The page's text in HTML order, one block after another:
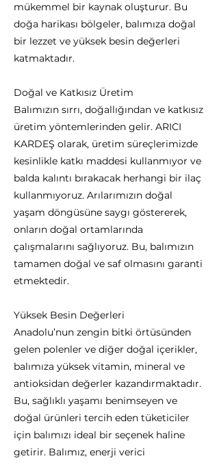
mükemmel bir kaynak oluşturur. Bu
doğa harikası bölgeler, balımıza doğal
bir lezzet ve yüksek besin değerleri
katmaktadır.
Doğal ve Katkısız Üretim
Balımızın sırrı, doğallığından ve katkısız
üretim yöntemlerinden gelir. ARICI
KARDEŞ olarak, üretim süreçlerimizde
kesinlikle katkı maddesi kullanmıyor ve
balda kalıntı bırakacak herhangi bir ilaç
kullanmıyoruz. Arılarımızın doğal
yaşam döngüsüne saygı göstererek,
onların doğal ortamlarında
çalışmalarını sağlıyoruz. Bu, balımızın
tamamen doğal ve saf olmasını garanti
etmektedir.
Yüksek Besin Değerleri
Anadolu’nun zengin bitki örtüsünden
gelen polenler ve diğer doğal içerikler,
balımıza yüksek vitamin, mineral ve
antioksidan değerler kazandırmaktadır.
Bu, sağlıklı yaşamı benimseyen ve
doğal ürünleri tercih eden tüketiciler
için balımızı ideal bir seçenek haline
getirir. Balımız, enerji verici